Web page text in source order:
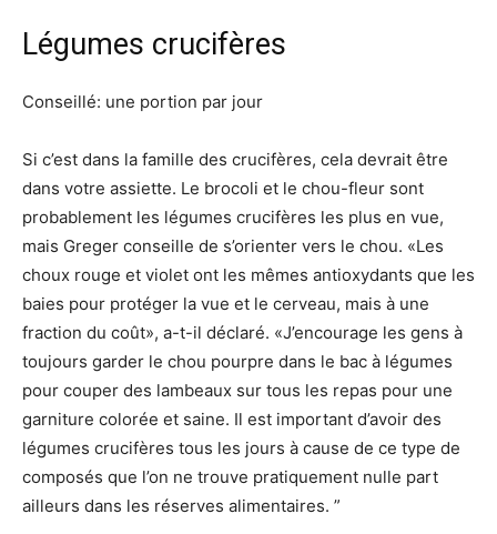
Légumes crucifères
Conseillé: une portion par jour
Si c’est dans la famille des crucifères, cela devrait être
dans votre assiette. Le brocoli et le chou-fleur sont
probablement les légumes crucifères les plus en vue,
mais Greger conseille de s’orienter vers le chou. «Les
choux rouge et violet ont les mêmes antioxydants que les
baies pour protéger la vue et le cerveau, mais à une
fraction du coût», a-t-il déclaré. «J’encourage les gens à
toujours garder le chou pourpre dans le bac à légumes
pour couper des lambeaux sur tous les repas pour une
garniture colorée et saine. Il est important d’avoir des
légumes crucifères tous les jours à cause de ce type de
composés que l’on ne trouve pratiquement nulle part
ailleurs dans les réserves alimentaires. ”